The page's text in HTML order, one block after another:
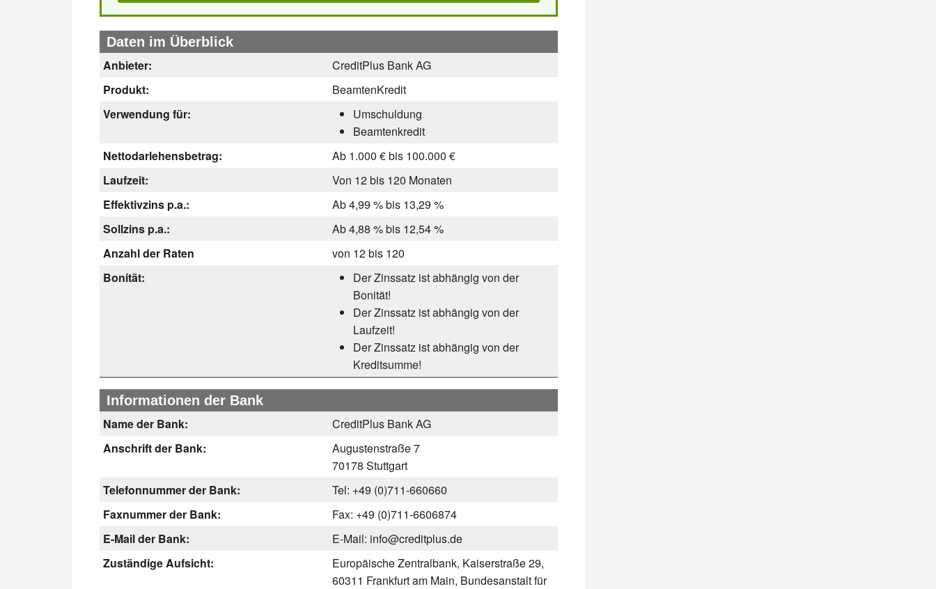
Daten im Überblick
Anbieter:
CreditPlus Bank AG
Produkt:
BeamtenKredit
Verwendung für:
Umschuldung
Beamtenkredit
Nettodarlehensbetrag:
Ab 1.000 € bis 100.000 €
Laufzeit:
Von 12 bis 120 Monaten
Effektivzins p.a.:
Ab 4,99 % bis 13,29 %
Sollzins p.a.:
Ab 4,88 % bis 12,54 %
Anzahl der Raten
von 12 bis 120
Bonität:
Der Zinssatz ist abhängig von der
Bonität!
Der Zinssatz ist abhängig von der
Laufzeit!
Der Zinssatz ist abhängig von der
Kreditsumme!
Informationen der Bank
Name der Bank:
CreditPlus Bank AG
Anschrift der Bank:
Augustenstraße 7
70178 Stuttgart
Telefonnummer der Bank:
Tel: +49 (0)711-660660
Faxnummer der Bank:
Fax: +49 (0)711-6606874
E-Mail der Bank:
E-Mail: info@creditplus.de
Zuständige Aufsicht:
Europäische Zentralbank, Kaiserstraße 29,
60311 Frankfurt am Main, Bundesanstalt für